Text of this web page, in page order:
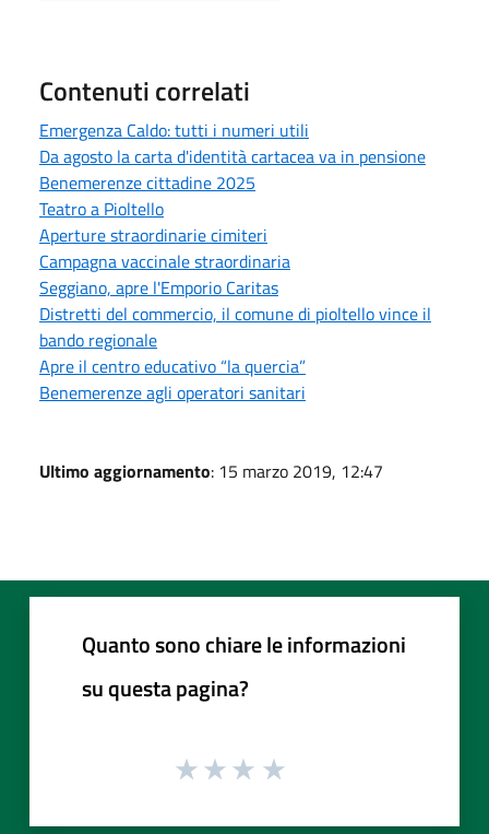
Contenuti correlati
Emergenza Caldo: tutti i numeri utili
Da agosto la carta d'identità cartacea va in pensione
Benemerenze cittadine 2025
Teatro a Pioltello
Aperture straordinarie cimiteri
Campagna vaccinale straordinaria
Seggiano, apre l'Emporio Caritas
Distretti del commercio, il comune di pioltello vince il
bando regionale
Apre il centro educativo “la quercia”
Benemerenze agli operatori sanitari
Ultimo aggiornamento: 15 marzo 2019, 12:47
Quanto sono chiare le informazioni
su questa pagina?